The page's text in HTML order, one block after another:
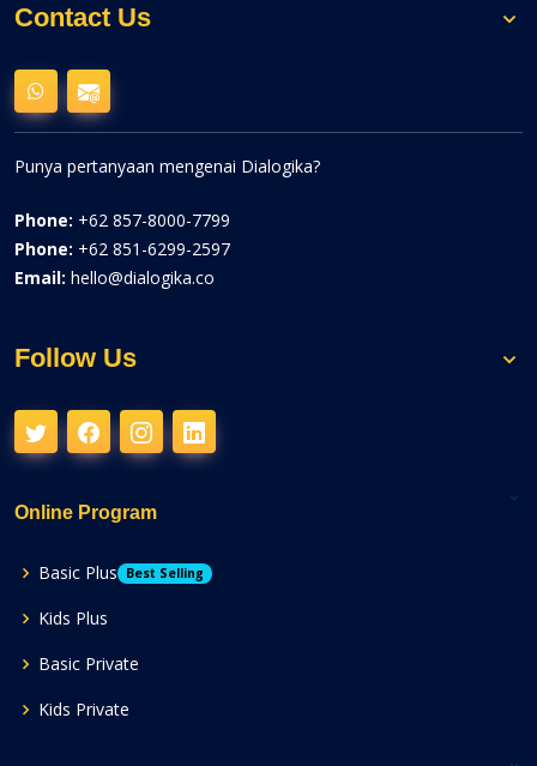
Contact Us
Punya pertanyaan mengenai Dialogika?
Phone: +62 857-8000-7799
Phone: +62 851-6299-2597
Email: hello@dialogika.co
Follow Us
Online Program
Basic Plus Best Selling
Kids Plus
Basic Private
Kids Private